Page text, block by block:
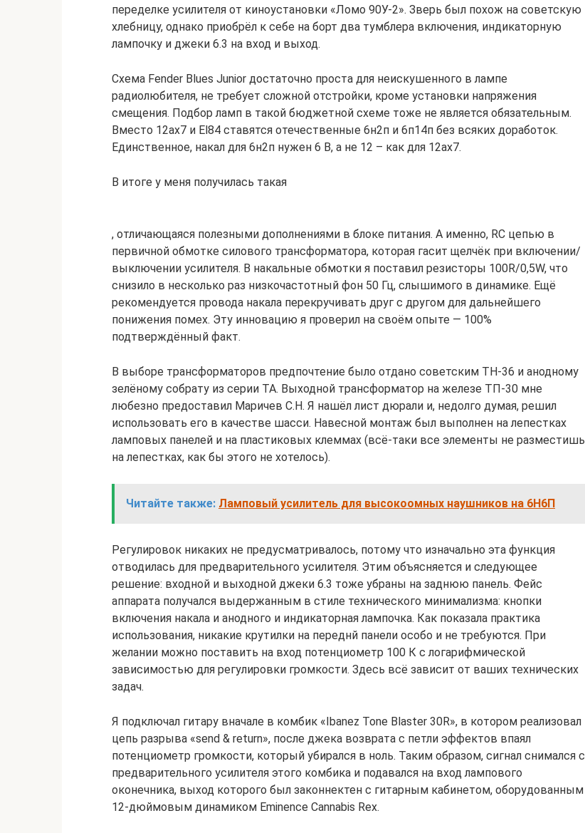
переделке усилителя от киноустановки «Ломо 90У-2». Зверь был похож на советскую
хлебницу, однако приобрёл к себе на борт два тумблера включения, индикаторную
лампочку и джеки 6.3 на вход и выход.
Схема Fender Blues Junior достаточно проста для неискушенного в лампе
радиолюбителя, не требует сложной отстройки, кроме установки напряжения
смещения. Подбор ламп в такой бюджетной схеме тоже не является обязательным.
Вместо 12ax7 и El84 ставятся отечественные 6н2п и 6п14п без всяких доработок.
Единственное, накал для 6н2п нужен 6 В, а не 12 – как для 12ах7.
В итоге у меня получилась такая
, отличающаяся полезными дополнениями в блоке питания. А именно, RC цепью в
первичной обмотке силового трансформатора, которая гасит щелчёк при включении/
выключении усилителя. В накальные обмотки я поставил резисторы 100R/0,5W, что
снизило в несколько раз низкочастотный фон 50 Гц, слышимого в динамике. Ещё
рекомендуется провода накала перекручивать друг с другом для дальнейшего
понижения помех. Эту инновацию я проверил на своём опыте — 100%
подтверждённый факт.
В выборе трансформаторов предпочтение было отдано советским ТН-36 и анодному
зелёному собрату из серии ТА. Выходной трансформатор на железе ТП-30 мне
любезно предоставил Маричев С.Н. Я нашёл лист дюрали и, недолго думая, решил
использовать его в качестве шасси. Навесной монтаж был выполнен на лепестках
ламповых панелей и на пластиковых клеммах (всё-таки все элементы не разместишь
на лепестках, как бы этого не хотелось).
Читайте также: Ламповый усилитель для высокоомных наушников на 6Н6П
Регулировок никаких не предусматривалось, потому что изначально эта функция
отводилась для предварительного усилителя. Этим объясняется и следующее
решение: входной и выходной джеки 6.3 тоже убраны на заднюю панель. Фейс
аппарата получался выдержанным в стиле технического минимализма: кнопки
включения накала и анодного и индикаторная лампочка. Как показала практика
использования, никакие крутилки на переднй панели особо и не требуются. При
желании можно поставить на вход потенциометр 100 К с логарифмической
зависимостью для регулировки громкости. Здесь всё зависит от ваших технических
задач.
Я подключал гитару вначале в комбик «Ibanez Tone Blaster 30R», в котором реализовал
цепь разрыва «send & return», после джека возврата с петли эффектов впаял
потенциометр громкости, который убирался в ноль. Таким образом, сигнал снимался с
предварительного усилителя этого комбика и подавался на вход лампового
оконечника, выход которого был законнектен с гитарным кабинетом, оборудованным
12-дюймовым динамиком Eminence Cannabis Rex.